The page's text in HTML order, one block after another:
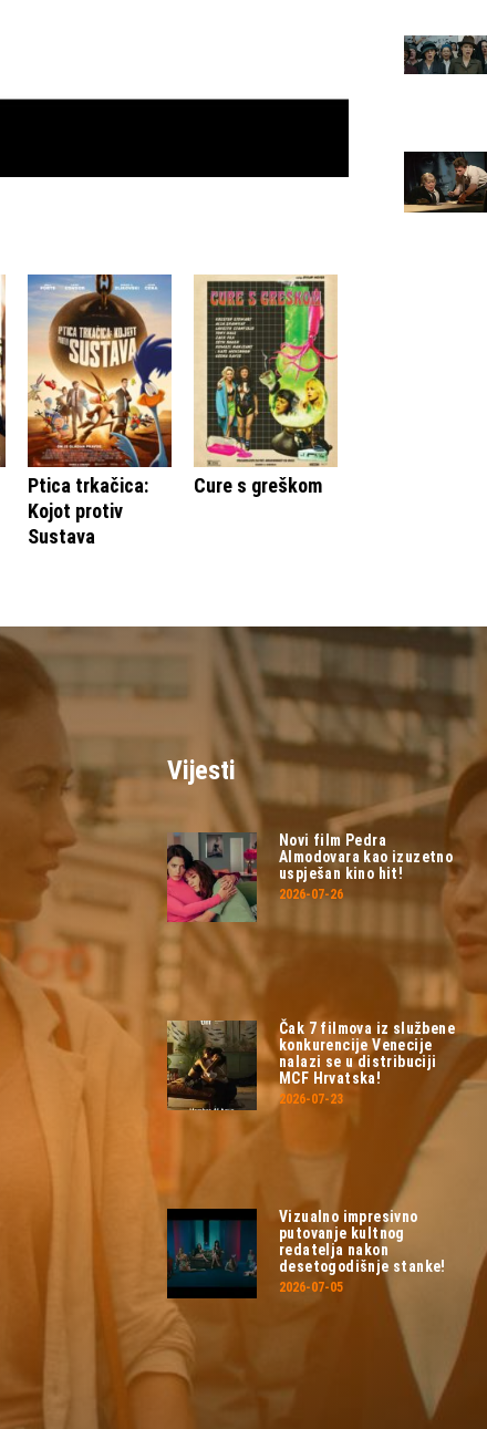
Ptica trkačica:
Kojot protiv
Sustava
Cure s greškom
Vijesti
Novi film Pedra
Almodovara kao izuzetno
uspješan kino hit!
2026-07-26
Čak 7 filmova iz službene
konkurencije Venecije
nalazi se u distribuciji
MCF Hrvatska!
2026-07-23
Vizualno impresivno
putovanje kultnog
redatelja nakon
desetogodišnje stanke!
2026-07-05